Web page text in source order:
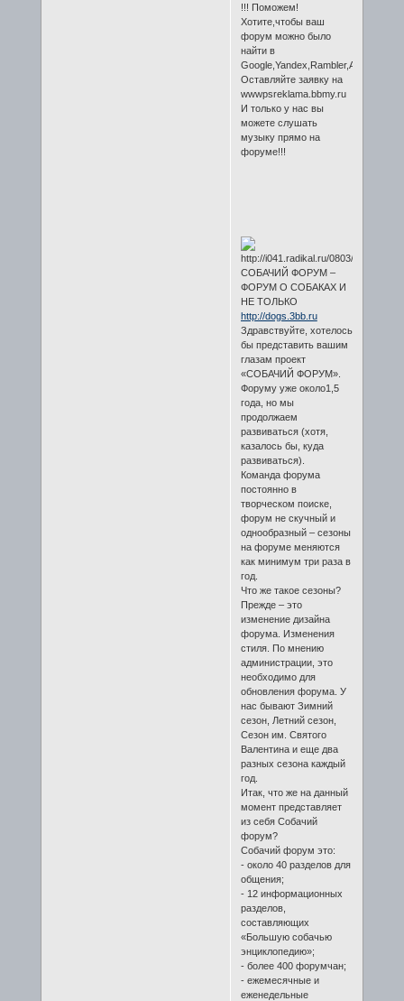
!!! Поможем!
Хотите,чтобы ваш
форум можно было
найти в
Google,Yandex,Rambler,Апорт?
Оставляйте заявку на
wwwpsreklama.bbmy.ru
И только у нас вы
можете слушать
музыку прямо на
форуме!!!
СОБАЧИЙ ФОРУМ –
ФОРУМ О СОБАКАХ И
НЕ ТОЛЬКО
http://dogs.3bb.ru
Здравствуйте, хотелось
бы представить вашим
глазам проект
«СОБАЧИЙ ФОРУМ».
Форуму уже около1,5
года, но мы
продолжаем
развиваться (хотя,
казалось бы, куда
развиваться).
Команда форума
постоянно в
творческом поиске,
форум не скучный и
однообразный – сезоны
на форуме меняются
как минимум три раза в
год.
Что же такое сезоны?
Прежде – это
изменение дизайна
форума. Изменения
стиля. По мнению
администрации, это
необходимо для
обновления форума. У
нас бывают Зимний
сезон, Летний сезон,
Сезон им. Святого
Валентина и еще два
разных сезона каждый
год.
Итак, что же на данный
момент представляет
из себя Собачий
форум?
Собачий форум это:
- около 40 разделов для
общения;
- 12 информационных
разделов,
составляющих
«Большую собачью
энциклопедию»;
- более 400 форумчан;
- ежемесячные и
еженедельные